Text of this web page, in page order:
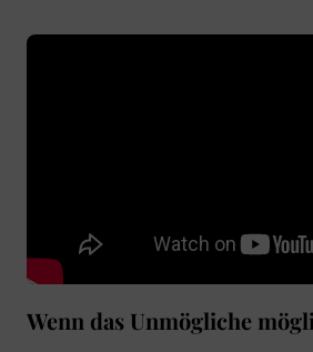
Wenn das Unmögliche